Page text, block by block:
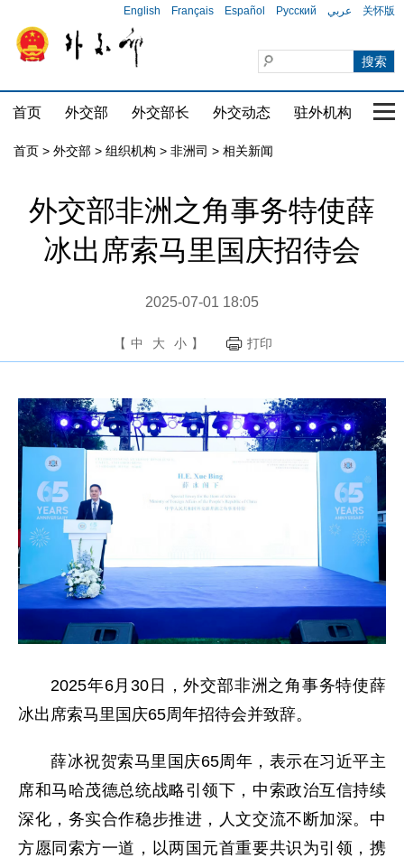
English Français Español Русский عربي 关怀版
首页 外交部 外交部长 外交动态 驻外机构 国
首页 > 外交部 > 组织机构 > 非洲司 > 相关新闻
外交部非洲之角事务特使薛
冰出席索马里国庆招待会
2025-07-01 18:05
【 中 大 小 】 打印
2025年6月30日，外交部非洲之角事务特使薛
冰出席索马里国庆65周年招待会并致辞。
薛冰祝贺索马里国庆65周年，表示在习近平主
席和马哈茂德总统战略引领下，中索政治互信持续
深化，务实合作稳步推进，人文交流不断加深。中
方愿同索方一道，以两国元首重要共识为引领，携